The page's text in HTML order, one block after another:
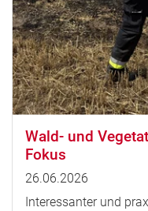
Wald- und
Fokus
26.06.2026
Interessanter und